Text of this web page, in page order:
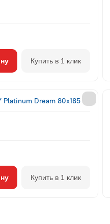
Купить в 1 клик
Platinum Dream 80x185
Купить в 1 клик